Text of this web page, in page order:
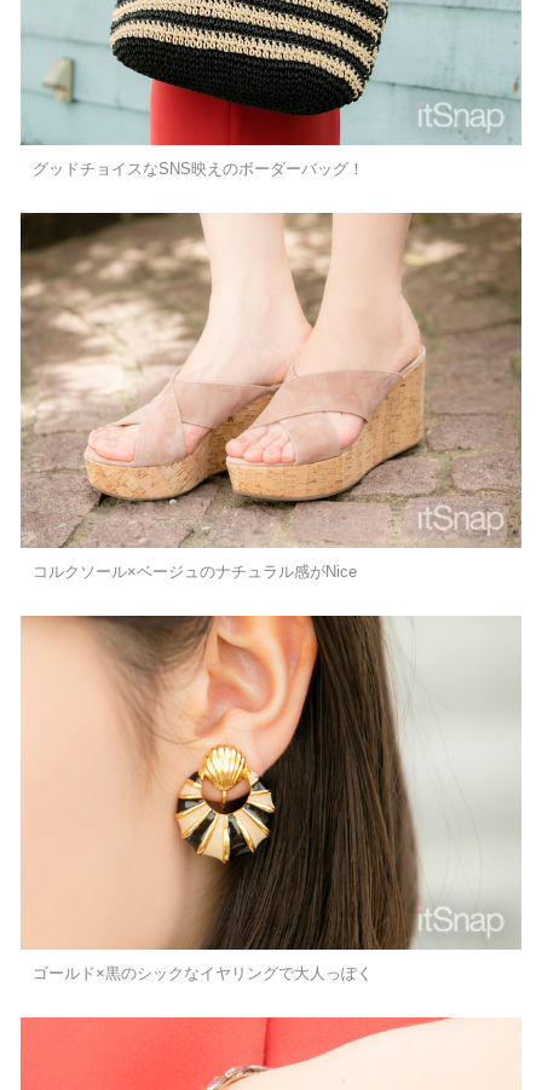
グッドチョイスなSNS映えのボーダーバッグ！
コルクソール×ベージュのナチュラル感がNice
ゴールド×黒のシックなイヤリングで大人っぽく